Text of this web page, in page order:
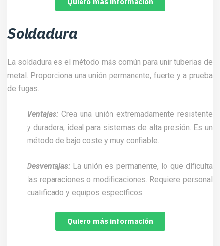
Soldadura
La soldadura es el método más común para unir tuberías de
metal. Proporciona una unión permanente, fuerte y a prueba
de fugas.
Ventajas:Crea una unión extremadamente resistente
y duradera, ideal para sistemas de alta presión. Es un
método de bajo coste y muy confiable.
Desventajas: La unión es permanente, lo que dificulta
las reparaciones o modificaciones. Requiere personal
cualificado y equipos específicos.
Quiero más información